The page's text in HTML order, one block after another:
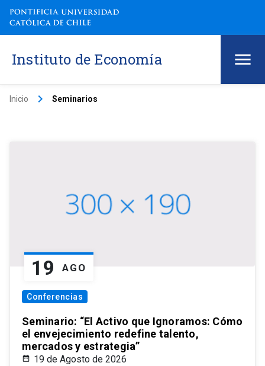
Instituto de Economía
Inicio keyboard_arrow_right Seminarios
19 AGO
Conferencias
Seminario: “El Activo que Ignoramos: Cómo
el envejecimiento redefine talento,
mercados y estrategia”
19 de Agosto de 2026